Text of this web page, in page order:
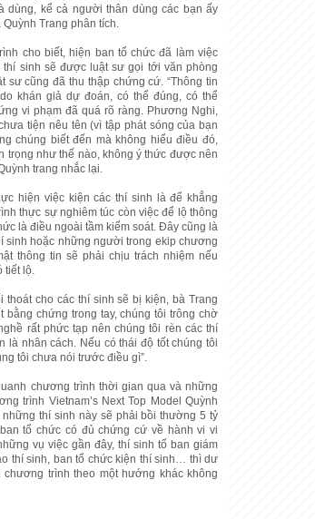
dùng, kể cả người thân dùng các bạn ấy
Trang phân tích.
cho biết, hiện ban tổ chức đã làm việc
sinh sẽ được luật sư gọi tới văn phòng
sư cũng đã thu thập chứng cứ. “Thông tin
khán giả dự đoán, có thể đúng, có thể
vi phạm đã quá rõ ràng. Phương Nghi,
tiện nêu tên (vì tập phát sóng của bạn
chúng biết đến mà không hiểu điều đó,
trọng như thế nào, không ý thức được nên
trang nhắc lại.
hiện việc kiện các thí sinh là để khẳng
thực sự nghiêm túc còn việc để lộ thông
là điều ngoài tầm kiểm soát. Đây cũng là
sinh hoặc những người trong ekip chương
thông tin sẽ phải chịu trách nhiệm nếu
tiết lộ.
thoát cho các thí sinh sẽ bị kiện, bà Trang
bằng chứng trong tay, chúng tôi trông chờ
rất phức tạp nên chúng tôi rèn các thí
là nhân cách. Nếu có thái độ tốt chúng tôi
tôi chưa nói trước điều gì”.
chương trình thời gian qua và những
trình Vietnam’s Next Top Model Quỳnh
những thí sinh này sẽ phải bồi thường 5 tỷ
tổ chức có đủ chứng cứ về hành vi vi
vụ việc gần đây, thí sinh tố ban giám
thí sinh, ban tổ chức kiện thí sinh… thì dư
trình theo một hướng khác không